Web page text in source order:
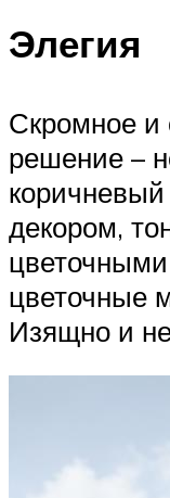
Элегия
Скромное и
решение –
декором,
цветочные
Изящно и